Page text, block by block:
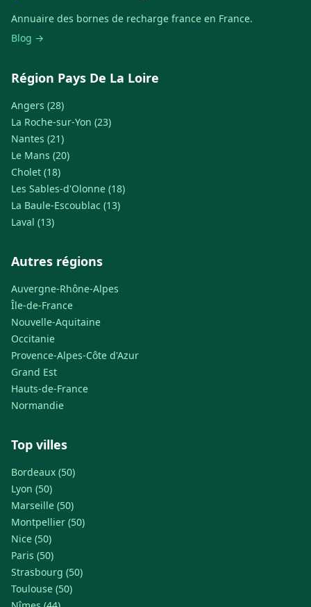
Annuaire des bornes de recharge france en France.
Blog →
Région Pays De La Loire
Angers (28)
La Roche-sur-Yon (23)
Nantes (21)
Le Mans (20)
Cholet (18)
Les Sables-d'Olonne (18)
La Baule-Escoublac (13)
Laval (13)
Autres régions
Auvergne-Rhône-Alpes
Île-de-France
Nouvelle-Aquitaine
Occitanie
Provence-Alpes-Côte d'Azur
Grand Est
Hauts-de-France
Normandie
Top villes
Bordeaux (50)
Lyon (50)
Marseille (50)
Montpellier (50)
Nice (50)
Paris (50)
Strasbourg (50)
Toulouse (50)